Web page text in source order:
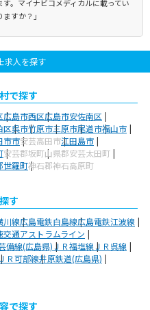
。マイナビコメディカルに載ってい
すか？」
求人を探す
で探す
広島市西区広島市安佐南区
区呉市竹原市三原市尾道市福山市
市市安芸高田市江田島市
安芸郡坂町山県郡安芸太田町
世羅町神石郡神石高原町
す
川線広島電鉄白島線広島電鉄江波線
交通アストラムライン
備線(広島県)ＪＲ福塩線ＪＲ呉線
ＪＲ可部線井原鉄道(広島県)
で探す